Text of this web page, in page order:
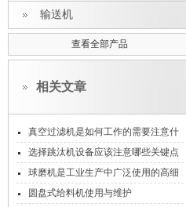
输送机
查看全部产品
相关文章
真空过滤机是如何工作的需要注意什
么
选择跳汰机设备应该注意哪些关键点
球磨机是工业生产中广泛使用的高细
磨机械之一
圆盘式给料机使用与维护